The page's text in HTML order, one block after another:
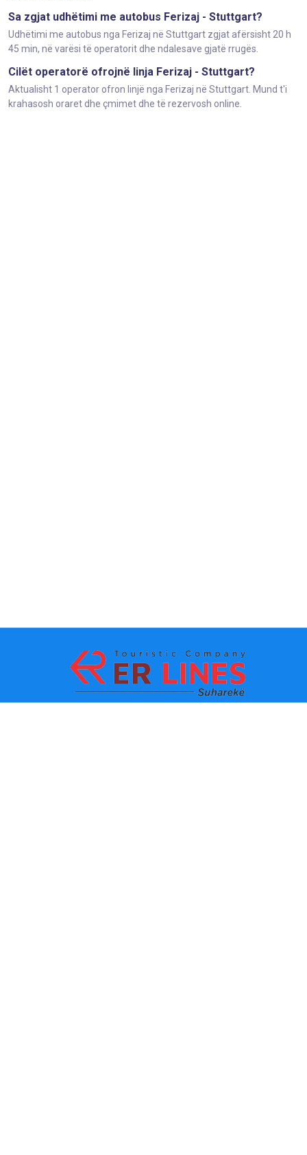
Sa zgjat udhëtimi me autobus Ferizaj - Stuttgart?
Udhëtimi me autobus nga Ferizaj në Stuttgart zgjat afërsisht 20 h
45 min, në varësi të operatorit dhe ndalesave gjatë rrugës.
Cilët operatorë ofrojnë linja Ferizaj - Stuttgart?
Aktualisht 1 operator ofron linjë nga Ferizaj në Stuttgart. Mund t'i
krahasosh oraret dhe çmimet dhe të rezervosh online.